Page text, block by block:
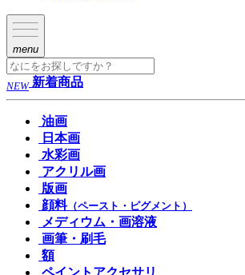
menu
NEW 新着商品
油画
日本画
水彩画
アクリル画
版画
顔料（ペースト・ピグメント）
メディウム・画溶液
画筆・刷毛
額
ペイントアクセサリ